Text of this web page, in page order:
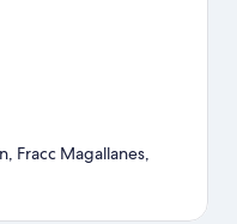
Fracc Magallanes,